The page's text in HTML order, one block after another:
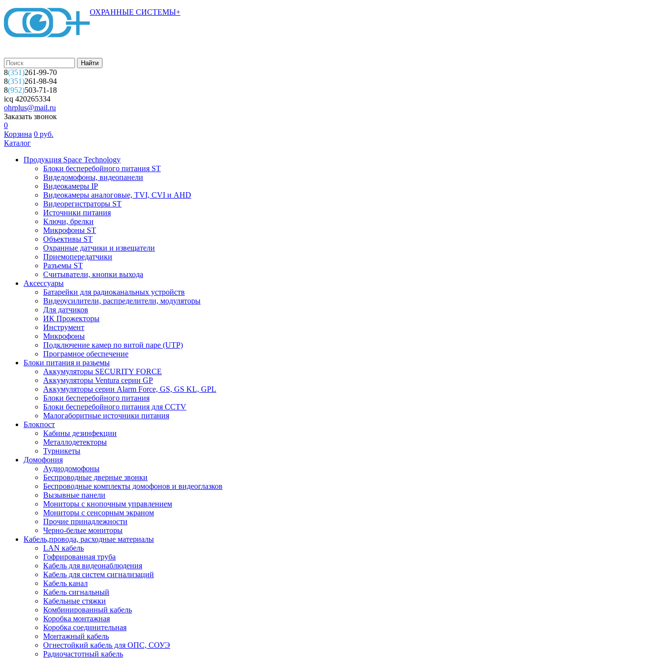
ОХРАННЫЕ СИСТЕМЫ+
8(351)261-99-70
8(351)261-98-94
8(952)503-71-18
icq 420265334
ohrplus@mail.ru
Заказать звонок
0
Корзина 0 руб.
Каталог
Продукция Space Technology
Блоки бесперебойного питания ST
Видедомофоны, видеопанели
Видеокамеры IP
Видеокамеры аналоговые, TVI, CVI и AHD
Видеорегистраторы ST
Источники питания
Ключи, брелки
Микрофоны ST
Объективы ST
Охранные датчики и извещатели
Приемопередатчики
Разъемы ST
Считыватели, кнопки выхода
Аксессуары
Батарейки для радиоканальных устройств
Видеоусилители, распределители, модуляторы
Для датчиков
ИК Прожекторы
Инструмент
Микрофоны
Подключение камер по витой паре (UTP)
Програмное обеспечение
Блоки питания и разьемы
Аккумуляторы SECURITY FORCE
Аккумуляторы Ventura серии GP
Аккумуляторы серии Alarm Force, GS, GS KL, GPL
Блоки бесперебойного питания
Блоки бесперебойного питания для CCTV
Малогаборитные источники питания
Блокпост
Кабины дезинфекции
Металлодетекторы
Турникеты
Домофония
Аудиодомофоны
Беспроводные дверные звонки
Беспроводные комплекты домофонов и видеоглазков
Вызывные панели
Мониторы с кнопочным управлением
Мониторы с сенсорным экраном
Прочие принадлежности
Черно-белые мониторы
Кабель,провода, расходные материалы
LAN кабель
Гофрированная труба
Кабель для видеонаблюдения
Кабель для систем сигнализаций
Кабель канал
Кабель сигнальный
Кабельные стяжки
Комбинированный кабель
Коробка монтажная
Коробка соединительная
Монтажный кабель
Огнестойкий кабель для ОПС, СОУЭ
Радиочастотный кабель